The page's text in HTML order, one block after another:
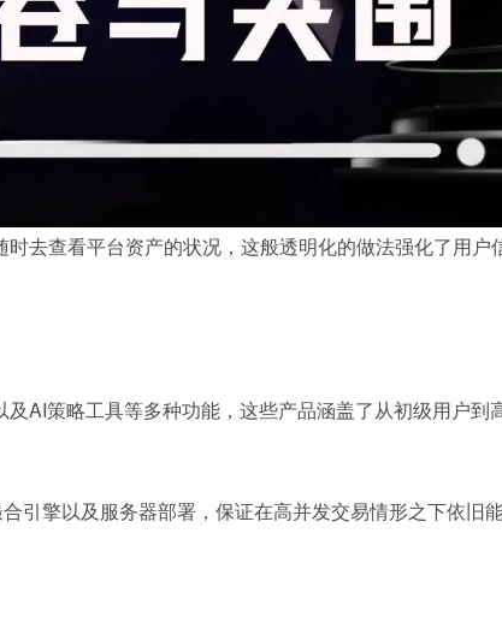
去查看平台资产的状况，这般透明化的做法强化了用户
AI策略工具等多种功能，这些产品涵盖了从初级用户到
引擎以及服务器部署，保证在高并发交易情形之下依旧